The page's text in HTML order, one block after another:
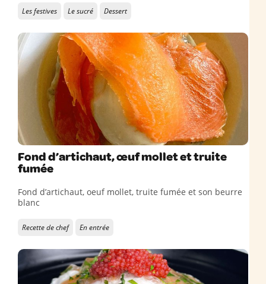
Les festives Le sucré Dessert
Fond d’artichaut, œuf mollet et truite
fumée
Fond d’artichaut, oeuf mollet, truite fumée et son beurre
blanc
Recette de chef En entrée